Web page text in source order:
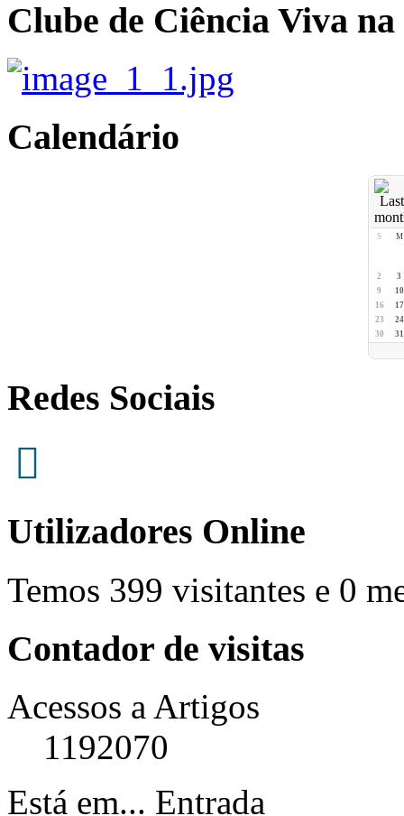
Clube de Ciência Viva
Calendário
S M
2
3
9
10
16
17
23
24
30
31
Redes Sociais
Utilizadores Online
Temos 399 visitantes e 0
Contador de visitas
Acessos a Artigos
1192070
Está em... Entrada